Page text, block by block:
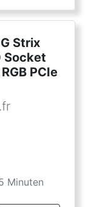
Strix
Socket
PCIe
Minuten